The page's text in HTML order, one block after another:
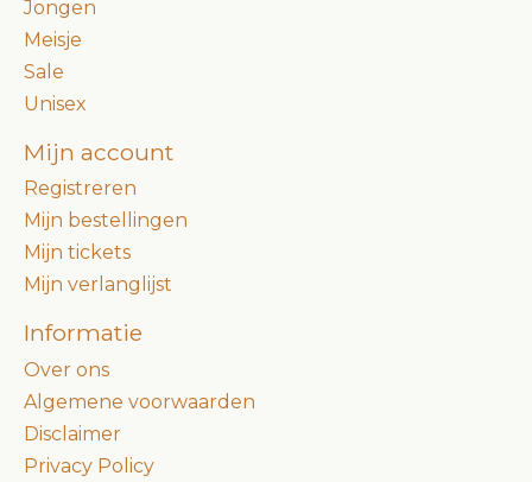
Jongen
Meisje
Sale
Unisex
Mijn account
Registreren
Mijn bestellingen
Mijn tickets
Mijn verlanglijst
Informatie
Over ons
Algemene voorwaarden
Disclaimer
Privacy Policy